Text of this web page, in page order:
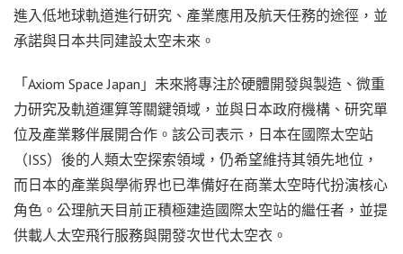
進入低地球軌道進行研究、產業應用及航天任務的途徑，並
承諾與日本共同建設太空未來。
「Axiom Space Japan」未來將專注於硬體開發與製造、微重
力研究及軌道運算等關鍵領域，並與日本政府機構、研究單
位及產業夥伴展開合作。該公司表示，日本在國際太空站
（ISS）後的人類太空探索領域，仍希望維持其領先地位，
而日本的產業與學術界也已準備好在商業太空時代扮演核心
角色。公理航天目前正積極建造國際太空站的繼任者，並提
供載人太空飛行服務與開發次世代太空衣。